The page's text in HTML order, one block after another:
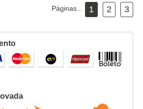
Páginas... 1 2 3